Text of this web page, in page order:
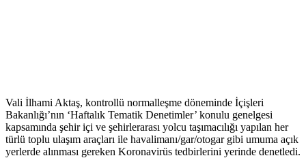
Vali İlhami Aktaş, kontrollü normalleşme döneminde İçişleri
Bakanlığı’nın ‘Haftalık Tematik Denetimler’ konulu genelgesi
kapsamında şehir içi ve şehirlerarası yolcu taşımacılığı yapılan her
türlü toplu ulaşım araçları ile havalimanı/gar/otogar gibi umuma açık
yerlerde alınması gereken Koronavirüs tedbirlerini yerinde denetledi.